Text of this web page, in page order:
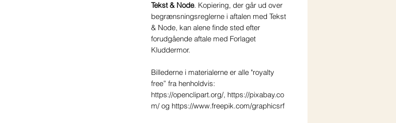
Tekst & Node. Kopiering, der går ud over
begrænsningsreglerne i aftalen med Tekst
& Node, kan alene finde sted efter
forudgående aftale med Forlaget
Kluddermor.
Billederne i materialerne er alle "royalty
free” fra henholdvis:
https://openclipart.org/, https://pixabay.co
m/ og https://www.freepik.com/graphicsrf